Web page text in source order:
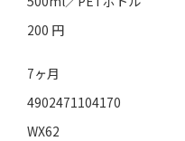
200 円
7ヶ月
4902471104170
WX62